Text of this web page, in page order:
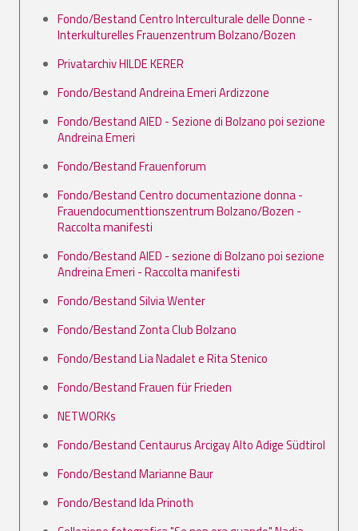
Fondo/Bestand Centro Interculturale delle Donne -
Interkulturelles Frauenzentrum Bolzano/Bozen
Privatarchiv HILDE KERER
Fondo/Bestand Andreina Emeri Ardizzone
Fondo/Bestand AIED - Sezione di Bolzano poi sezione
Andreina Emeri
Fondo/Bestand Frauenforum
Fondo/Bestand Centro documentazione donna -
Frauendocumenttionszentrum Bolzano/Bozen -
Raccolta manifesti
Fondo/Bestand AIED - sezione di Bolzano poi sezione
Andreina Emeri - Raccolta manifesti
Fondo/Bestand Silvia Wenter
Fondo/Bestand Zonta Club Bolzano
Fondo/Bestand Lia Nadalet e Rita Stenico
Fondo/Bestand Frauen für Frieden
NETWORKs
Fondo/Bestand Centaurus Arcigay Alto Adige Südtirol
Fondo/Bestand Marianne Baur
Fondo/Bestand Ida Prinoth